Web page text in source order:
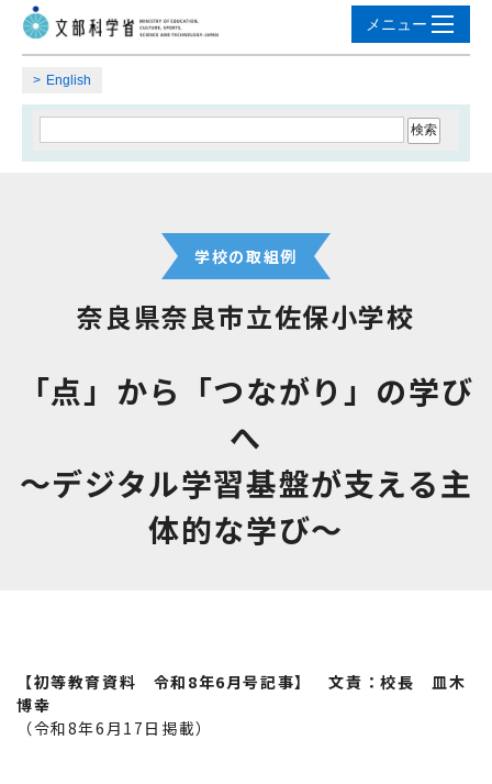
English
学校の取組例
奈良県奈良市立佐保小学校
「点」から「つながり」の学び
へ
～デジタル学習基盤が支える主
体的な学び～
【初等教育資料 令和8年6月号記事】
文責：校長 皿木
博幸
（令和8年6月17日掲載）